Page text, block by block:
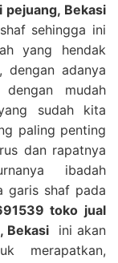
Bekasi
sehingga ini
yang hendak
adanya
mudah
sudah kita
paling penting
dan rapatnya
ibadah
garis shaf pada
toko jual
Bekasi ini akan
merapatkan,